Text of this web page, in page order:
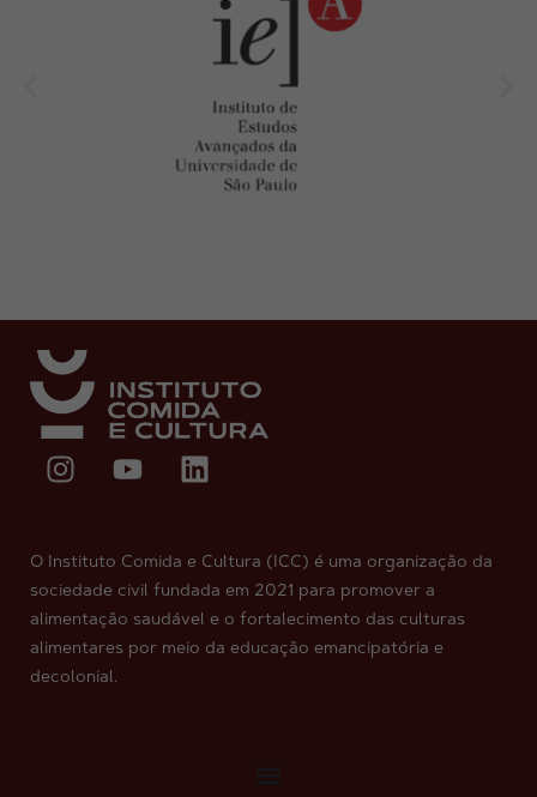
O Instituto Comida e Cultura (ICC) é uma organização da
sociedade civil fundada em 2021 para promover a
alimentação saudável e o fortalecimento das culturas
alimentares por meio da educação emancipatória e
decolonial.